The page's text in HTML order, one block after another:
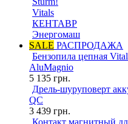
Vitals
КЕНТАВР
Энергомаш
SALE РАСПРОДАЖА
Бензопила цепная
AluMagnio
5 135 грн.
Дрель-шуруповерт
QC
3 439 грн.
Контакт магнитный